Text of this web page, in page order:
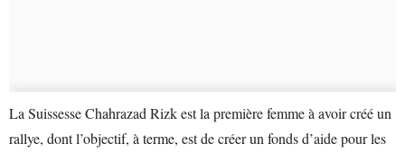
La Suissesse Chahrazad Rizk est la première femme à avoir créé un
rallye, dont l’objectif, à terme, est de créer un fonds d’aide pour les